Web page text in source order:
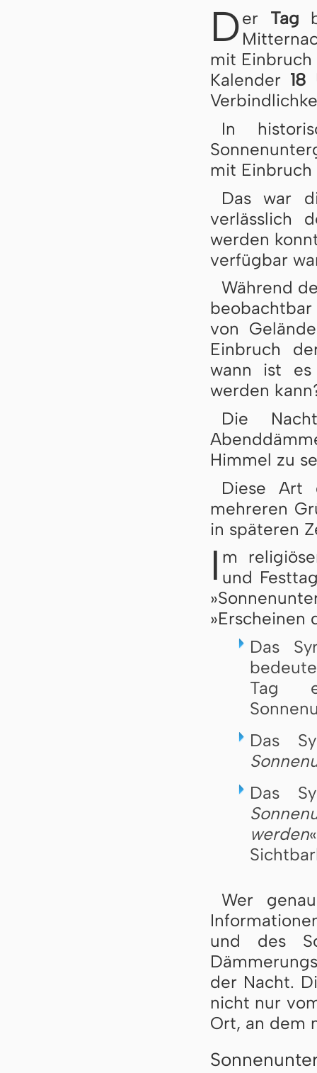
Der Tag
mit
Kalender 18
In
mit Einbruch
Das war
verlässlich
werden
verfügbar
Während
von
Einbruch
wann ist es
werden
Die
Himmel zu
Diese Art
mehreren
in späteren
I m
und
»Erscheinen
Das
Tag
Das
Das
werden
Wer
und des
der Nacht.
nicht nur
Ort, an dem